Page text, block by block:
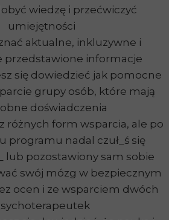
wiedzę i przećwiczyć
umiejętności
aktualne, inkluzywne i
przedstawione informacje
się dowiedzieć jak pomocne
grupy osób, które mają
doświadczenia
z różnych form wsparcia, ale po
programu nadal czuł_ś się
lub pozostawiony sam sobie
swój mózg w bezpiecznym
ocen i ze wsparciem dwóch